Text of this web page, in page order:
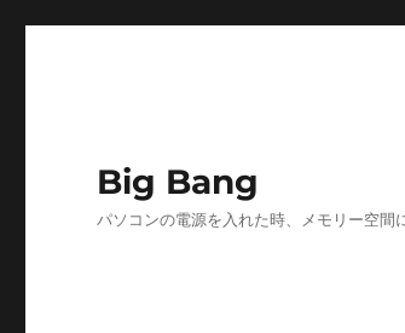
Big Bang
パソコンの電源を入れた時、メモリー空間